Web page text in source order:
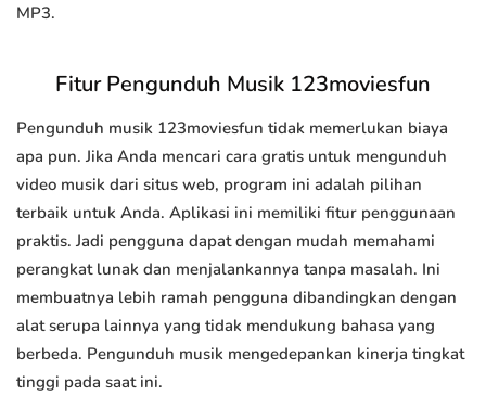
MP3.
Fitur Pengunduh Musik 123moviesfun
Pengunduh musik 123moviesfun tidak memerlukan biaya
apa pun. Jika Anda mencari cara gratis untuk mengunduh
video musik dari situs web, program ini adalah pilihan
terbaik untuk Anda. Aplikasi ini memiliki fitur penggunaan
praktis. Jadi pengguna dapat dengan mudah memahami
perangkat lunak dan menjalankannya tanpa masalah. Ini
membuatnya lebih ramah pengguna dibandingkan dengan
alat serupa lainnya yang tidak mendukung bahasa yang
berbeda. Pengunduh musik mengedepankan kinerja tingkat
tinggi pada saat ini.